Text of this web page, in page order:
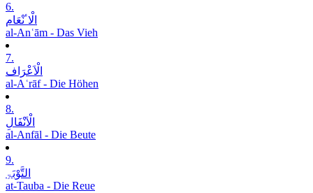
6.
الْاٴنْعَام
al-Anʿām - Das Vieh
7.
الْاَعْرَاف
al-Aʿrāf - Die Höhen
8.
الْاَنْفَالِ
al-Anfāl - Die Beute
9.
التَّوْبَۃِ
at-Tauba - Die Reue